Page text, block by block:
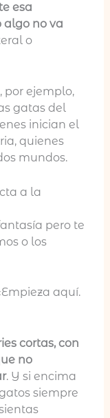
esa
algo no va
o
por ejemplo,
gatas del
inician el
quienes
mundos.
a la
pero te
o los
aquí.
cortas, con
no
. Y si encima
siempre